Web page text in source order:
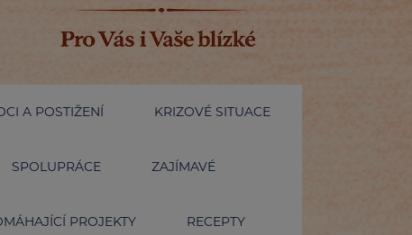
A POSTIŽENÍ KRIZOVÉ SITUACE
SPOLUPRÁCE ZAJÍMAVÉ
PROJEKTY RECEPTY